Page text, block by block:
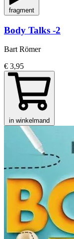
fragment
Body Talks -2
Bart Römer
€ 3,95
in winkelmand